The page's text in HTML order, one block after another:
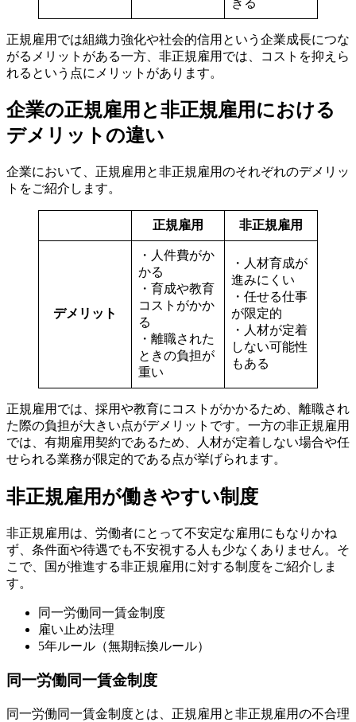
正規雇用では組織力強化や社会的信用という企業成長につな
がるメリットがある一方、非正規雇用では、コストを抑えら
れるという点にメリットがあります。
企業の正規雇用と非正規雇用における
デメリットの違い
企業において、正規雇用と非正規雇用のそれぞれのデメリッ
トをご紹介します。
正規雇用 非正規雇用
デメリット
・人件費がか
かる
・育成や教育
コストがかか
る
・離職された
ときの負担が
重い
・人材育成が
進みにくい
・任せる仕事
が限定的
・人材が定着
しない可能性
もある
正規雇用では、採用や教育にコストがかかるため、離職され
た際の負担が大きい点がデメリットです。一方の非正規雇用
では、有期雇用契約であるため、人材が定着しない場合や任
せられる業務が限定的である点が挙げられます。
非正規雇用が働きやすい制度
非正規雇用は、労働者にとって不安定な雇用にもなりかね
ず、条件面や待遇でも不安視する人も少なくありません。そ
こで、国が推進する非正規雇用に対する制度をご紹介しま
す。
同一労働同一賃金制度
雇い止め法理
5年ルール（無期転換ルール）
同一労働同一賃金制度
同一労働同一賃金制度とは、正規雇用と非正規雇用の不合理